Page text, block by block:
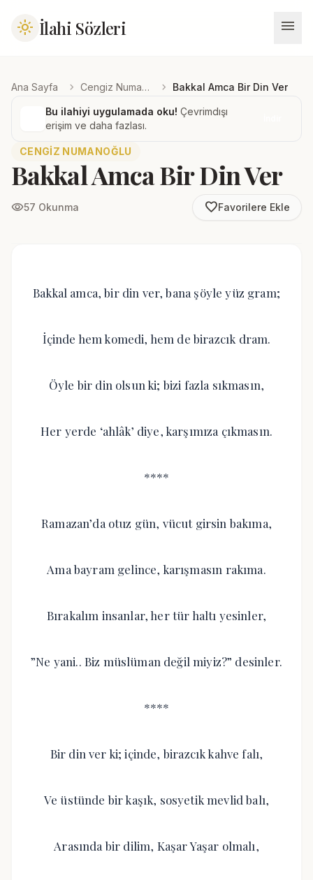
light_mode İlahi Sözleri menu
Ana Sayfa chevron_right Cengiz Numanoğlu chevron_right Bakkal Amca Bir Din Ver
Bu ilahiyi uygulamada oku! Çevrimdışı
erişim ve daha fazlası.
CENGIZ NUMANOĞLU
Bakkal Amca Bir Din Ver
visibility57 Okunma favorite_borderFavorilere Ekle
Bakkal amca, bir din ver, bana şöyle yüz gram;
İçinde hem komedi, hem de birazcık dram.
Öyle bir din olsun ki; bizi fazla sıkmasın,
Her yerde ‘ahlâk’ diye, karşımıza çıkmasın.
****
Ramazan’da otuz gün, vücut girsin bakıma,
Ama bayram gelince, karışmasın rakıma.
Bırakalım insanlar, her tür haltı yesinler,
”Ne yani.. Biz müslüman değil miyiz?” desinler.
****
Bir din ver ki; içinde, birazcık kahve falı,
Ve üstünde bir kaşık, sosyetik mevlid balı,
Arasında bir dilim, Kaşar Yaşar olmalı,